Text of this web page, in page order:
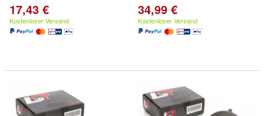
17,43 €
Kostenloser Versand
34,99 €
Kostenloser Versand